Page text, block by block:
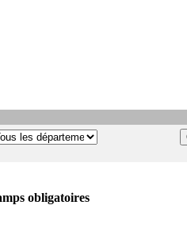
obligatoires